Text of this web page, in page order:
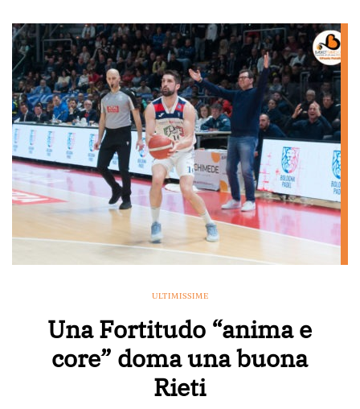
ULTIMISSIME
Una Fortitudo “anima e
core” doma una buona
Rieti